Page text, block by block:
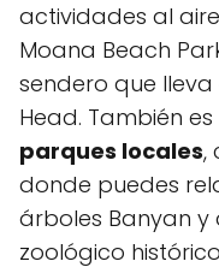
actividades al
Moana Beach
sendero que
Head. También
parques locales,
donde puedes
árboles⁢ Banyan
zoológico